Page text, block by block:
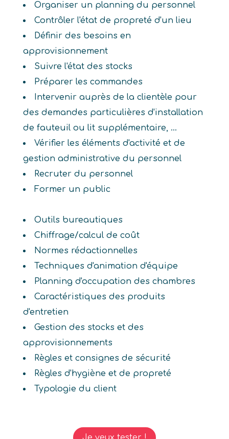
Organiser un planning du personnel
Contrôler l'état de propreté d'un lieu
Définir des besoins en
approvisionnement
Suivre l'état des stocks
Préparer les commandes
Intervenir auprès de la clientèle pour
des demandes particulières d'installation
de fauteuil ou lit supplémentaire, ...
Vérifier les éléments d'activité et de
gestion administrative du personnel
Recruter du personnel
Former un public
Outils bureautiques
Chiffrage/calcul de coût
Normes rédactionnelles
Techniques d'animation d'équipe
Planning d'occupation des chambres
Caractéristiques des produits
d'entretien
Gestion des stocks et des
approvisionnements
Règles et consignes de sécurité
Règles d'hygiène et de propreté
Typologie du client